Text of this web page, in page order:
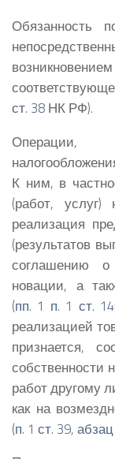
Обязанность
ст. 38 НК РФ).
Операции,
К ним, в
(работ,
реализация
(результатов
соглашению о
новации, а
(пп. 1 п. 1 ст.
реализацией
признается,
собственности
работ другому
как на
(п. 1 ст. 39,